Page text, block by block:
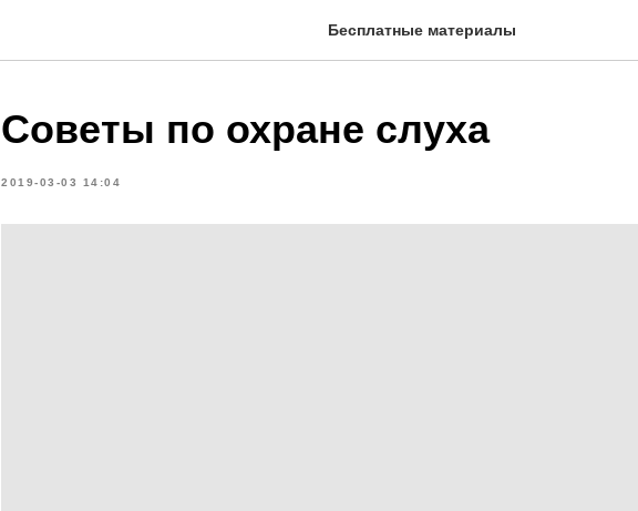
Бесплатные материалы
Советы по охране слуха
2019-03-03 14:04